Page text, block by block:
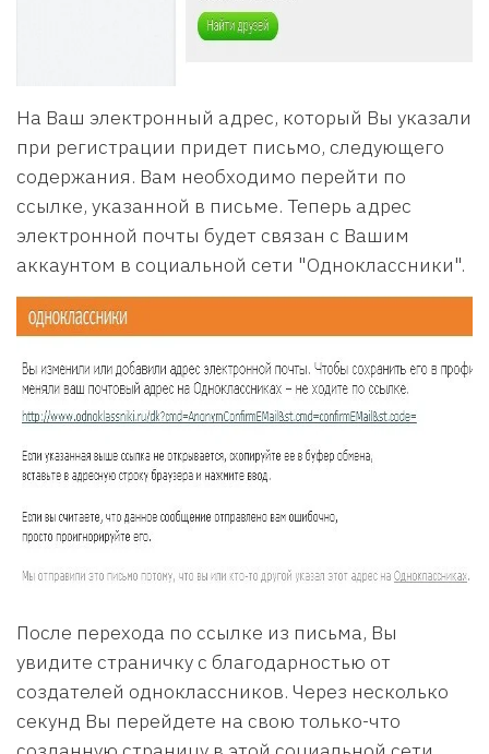
На Ваш электронный адрес, который Вы указали
при регистрации придет письмо, следующего
содержания. Вам необходимо перейти по
ссылке, указанной в письме. Теперь адрес
электронной почты будет связан с Вашим
аккаунтом в социальной сети "Одноклассники".
После перехода по ссылке из письма, Вы
увидите страничку с благодарностью от
создателей одноклассников. Через несколько
секунд Вы перейдете на свою только-что